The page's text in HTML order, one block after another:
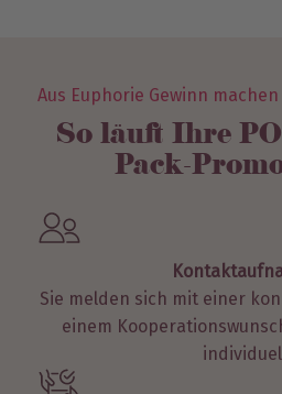
Aus Euphorie Gewinn machen
So läuft Ihre
Pack-
Sie melden sich mit einer
einem